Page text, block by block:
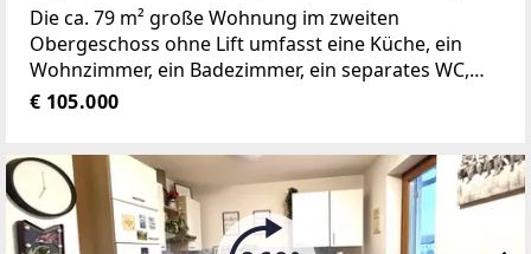
Die ca. 79 m² große Wohnung im zweiten
Obergeschoss ohne Lift umfasst eine Küche, ein
Wohnzimmer, ein Badezimmer, ein separates WC,
einen Vorraum sowie zwei Schlafzimmer. Zusätzlich
€ 105.000